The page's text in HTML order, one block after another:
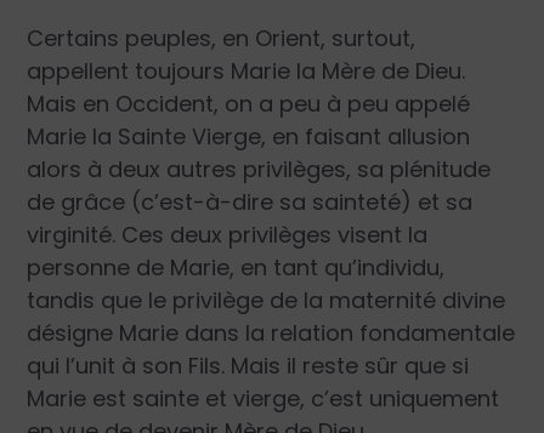
Certains peuples, en Orient, surtout,
appellent toujours Marie la Mère de Dieu.
Mais en Occident, on a peu à peu appelé
Marie la Sainte Vierge, en faisant allusion
alors à deux autres privilèges, sa plénitude
de grâce (c’est-à-dire sa sainteté) et sa
virginité. Ces deux privilèges visent la
personne de Marie, en tant qu’individu,
tandis que le privilège de la maternité divine
désigne Marie dans la relation fondamentale
qui l’unit à son Fils. Mais il reste sûr que si
Marie est sainte et vierge, c’est uniquement